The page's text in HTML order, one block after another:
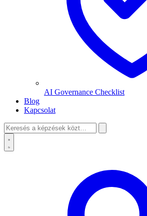
AI Governance Checklist
Blog
Kapcsolat